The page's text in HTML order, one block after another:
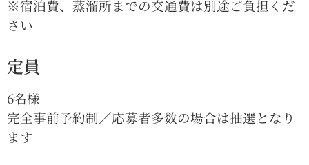
※宿泊費、蒸溜所までの交通費は別途ご負担くだ
さい
定員
6名様
完全事前予約制／応募者多数の場合は抽選となり
ます